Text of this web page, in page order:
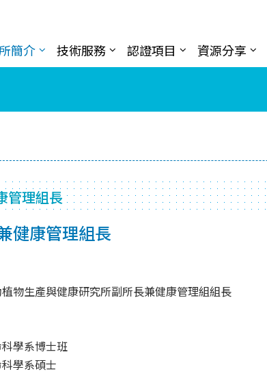
簡介 技術服務 認證項目 資源分享
管理組長
健康管理組長
物生產與健康研究所副所長兼健康管理組組長
學系博士班
學系碩士